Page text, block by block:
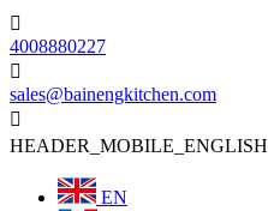

4008880227

sales@bainengkitchen.com

HEADER_MOBILE_ENGLISH
EN